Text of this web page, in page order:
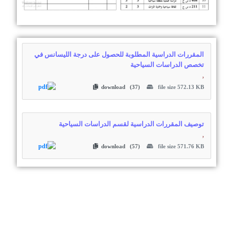
المقررات الدراسية المطلوبة للحصول على درجة الليسانس في
تخصص الدراسات السياحية
,
file size 572.13 KB
download (37)
توصيف المقررات الدراسية لقسم الدراسات السياحية
,
file size 571.76 KB
download (57)